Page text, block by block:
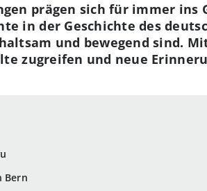
Bern
prägen sich für immer ins
in der Geschichte des
und bewegend sind.
zugreifen und neue